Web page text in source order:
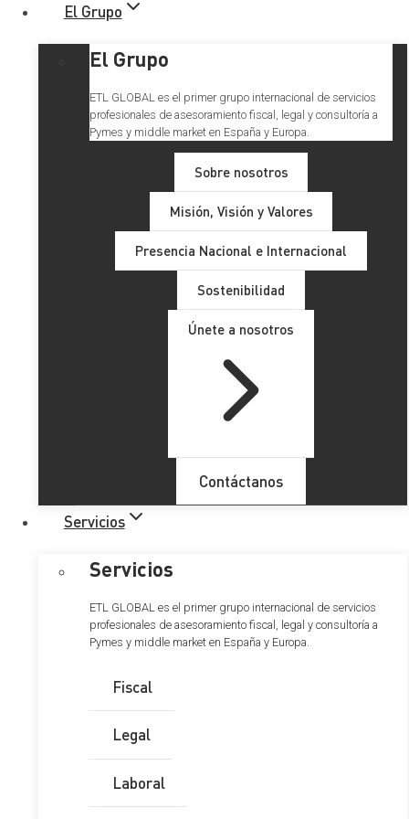
El Grupo
El Grupo
ETL GLOBAL es el primer grupo internacional de servicios
profesionales de asesoramiento fiscal, legal y consultoría a
Pymes y middle market en España y Europa.
Sobre nosotros
Misión, Visión y Valores
Presencia Nacional e Internacional
Sostenibilidad
Únete a nosotros
Contáctanos
Servicios
Servicios
ETL GLOBAL es el primer grupo internacional de servicios
profesionales de asesoramiento fiscal, legal y consultoría a
Pymes y middle market en España y Europa.
Fiscal
Legal
Laboral
El Constitucional delimita la
posibilidad de revocar
sentencias penales
absolutorias basadas en la
apreciación de duda
razonable
Tribunal Constitucional
sentencias absolutorias y organiza los criterios de control